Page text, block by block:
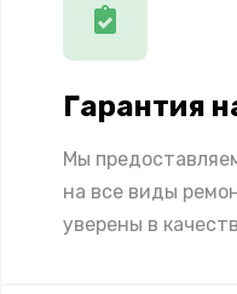
Гарантия
Мы
на все виды
уверены в